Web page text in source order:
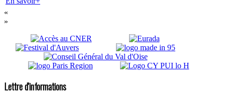
«
»
Lettre d'informations